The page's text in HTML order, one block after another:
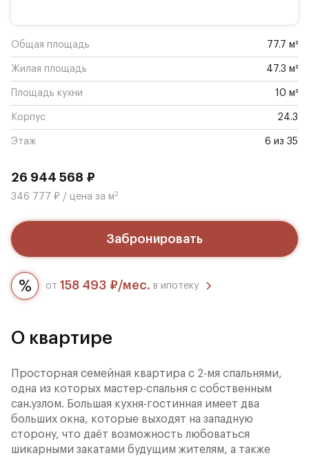
Общая площадь 77.7 м²
Жилая площадь 47.3 м²
Площадь кухни 10 м²
Корпус 24.3
Этаж 6 из 35
26 944 568 ₽
346 777 ₽ / цена за м2
Забронировать
от 158 493 ₽/мес. в ипотеку
О квартире
Просторная семейная квартира с 2-мя спальнями,
одна из которых мастер-спальня с собственным
сан.узлом. Большая кухня-гостинная имеет два
больших окна, которые выходят на западную
сторону, что даёт возможность любоваться
шикарными закатами будущим жителям, а также